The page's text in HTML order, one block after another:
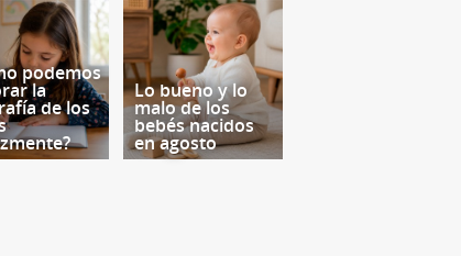
podemos
la
de los
Lo bueno y lo
malo de los
bebés nacidos
en agosto